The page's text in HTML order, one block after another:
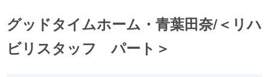
グッドタイムホーム・青葉田奈/＜リハ
ビリスタッフ パート＞